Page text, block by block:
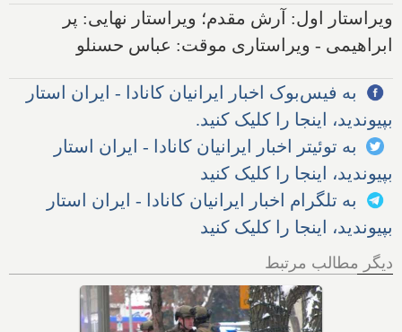
ویراستار اول: آرش مقدم؛ ویراستار نهایی: پر
ابراهیمی - ویراستاری موقت: عباس حسنلو
به فیس‌بوک اخبار ایرانیان کانادا - ایران استار
بپیوندید، اینجا را کلیک کنید.
به توئیتر اخبار ایرانیان کانادا - ایران استار
بپیوندید، اینجا را کلیک کنید
به تلگرام اخبار ایرانیان کانادا - ایران استار
بپیوندید، اینجا را کلیک کنید
دیگر مطالب مرتبط